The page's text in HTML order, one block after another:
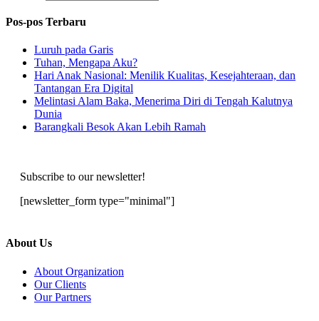
Pos-pos Terbaru
Luruh pada Garis
Tuhan, Mengapa Aku?
Hari Anak Nasional: Menilik Kualitas, Kesejahteraan, dan
Tantangan Era Digital
Melintasi Alam Baka, Menerima Diri di Tengah Kalutnya
Dunia
Barangkali Besok Akan Lebih Ramah
Subscribe to our newsletter!
[newsletter_form type="minimal"]
About Us
About Organization
Our Clients
Our Partners